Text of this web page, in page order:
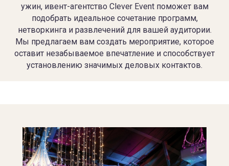
ужин, ивент-агентство Clever Event поможет вам
подобрать идеальное сочетание программ,
нетворкинга и развлечений для вашей аудитории.
Мы предлагаем вам создать мероприятие, которое
оставит незабываемое впечатление и способствует
установлению значимых деловых контактов.